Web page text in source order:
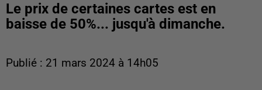
Le prix de certaines cartes est en
baisse de 50%... jusqu'à dimanche.
Publié : 21 mars 2024 à 14h05